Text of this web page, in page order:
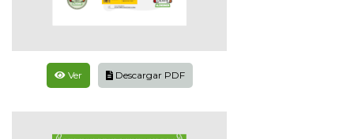
Ver Descargar PDF